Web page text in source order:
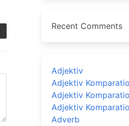
Recent Comments
Adjektiv
Adjektiv
Adjektiv
Adjektiv
Adverb